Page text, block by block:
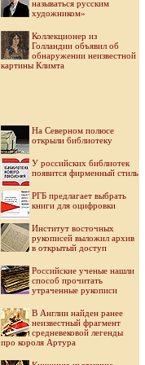
называться русским
художником»
Коллекционер из
Голландии объявил об
обнаружении неизвестной
картины Климта
На Северном полюсе
открыли библиотеку
У российских библиотек
появится фирменный стиль
РГБ предлагает выбрать
книги для оцифровки
Институт восточных
рукописей выложил архив
в открытый доступ
Российские ученые нашли
способ прочитать
утраченные рукописи
В Англии найден ранее
неизвестный фрагмент
средневековой легенды
про короля Артура